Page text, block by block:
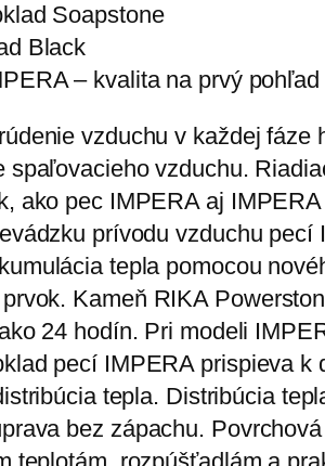
Soapstone
Black
– kvalita na prvý pohľad
vzduchu v každej
spaľovacieho vzduchu.
ako pec IMPERA aj
prívodu vzduchu
tepla pomocou
Kameň RIKA
24 hodín. Pri modeli
pecí IMPERA prispieva
tepla. Distribúcia
bez zápachu.